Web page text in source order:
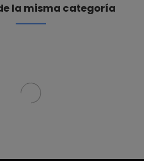
la misma categoría